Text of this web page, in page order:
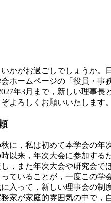
かがお過ごしでしょうか。
ホームページの「役員・事
年3月まで，新しい理事
よろしくお願いいたします。
に，私は初めて本学会の年
以来，年次大会に参加する
，また年次大会や研究会で
ていることが，一度この学
入って，新しい理事会の制
家が家庭的雰囲気の中で，